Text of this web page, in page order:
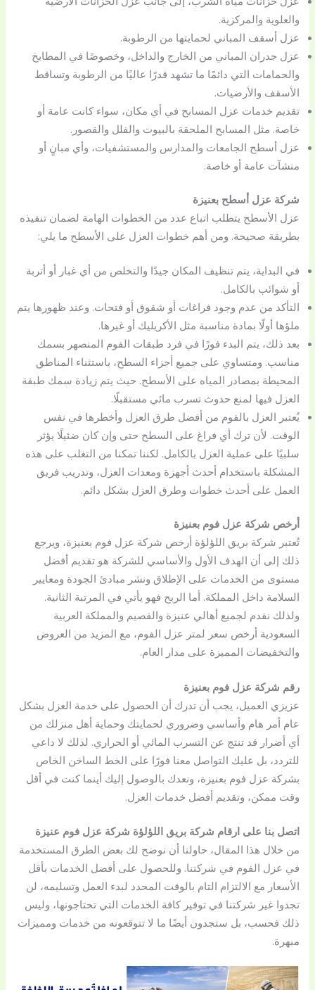
والعلوية والمركزية.
عزل أسقف المباني لحمايتها من الرطوبة.
عزل جدران المباني من الخارج والداخل، وخصوصًا في المطابخ
والحمامات التي دائمًا ما تشهد قدرًا عاليًا من الرطوبة وتساقط
الأسقف والأرضيات.
تقديم خدمات عزل المسابح في أي مكان، سواء كانت عامة أو
خاصة. مثل المسابح الملحقة بالبيوت والفلل والقصور.
عزل أسطح الجامعات والمدارس والمستشفيات، وأي مبانٍ أو
منشآت عامة أو خاصة.
شركة عزل أسطح بعنيزة
عزل الأسطح يتطلب اتباع عدد من الخطوات الهامة لضمان تنفيذه
بطريقة صحيحة. ومن أهم خطوات العزل على الأسطح ما يلي:
في البداية، يتم تنظيف المكان جيدًا والتخلص من أي غبار أو أتربة
أو شوائب بالكامل.
التأكد من عدم وجود فراغات أو شقوق أو فتحات. وعند ظهورها يتم
ملؤها أولًا بمادة مناسبة مثل الأكريليك أو غيرها.
بعد ذلك، يتم البدء فورًا في فرد طبقات الفوم المنصهر بسمك
مناسب. ومتساوي على جميع أجزاء السطح، باستثناء المناطق
المحيطة بمصادر المياه على الأسطح. حيث يتم زيادة سمك طبقة
العزل فيها لمنع حدوث تسرب مائي مستقبلًا.
يُعتبر العزل بالفوم من أفضل طرق العزل وأخطرها في نفس
الوقت. لأن ترك أي فراغ على السطح حتى وإن كان ضئيلًا يؤثر
سلبيًا على عملية العزل بالكامل. لكننا تمكنا من التغلب على هذه
المشكلة باستخدام أحدث أجهزة ومعدات العزل، وتدريب فريق
العمل على أحدث خطوات وطرق العزل بشكل دائم.
أرخص شركة عزل فوم بعنيزة
تُعتبر شركة بريق اللؤلؤة أرخص شركة عزل فوم بعنيزة، ويرجع
ذلك إلى أن الهدف الأول والأساسي للشركة هو تقديم أفضل
مستوى من الخدمات على الإطلاق ونشر مبادئ الجودة ومعايير
السلامة داخل المملكة. أما الربح فهو يأتي في المرتبة الثانية.
ولذلك نقدم لجميع أهالي عنيزة والقصيم والمملكة العربية
السعودية أرخص سعر لمتر عزل الفوم، مع المزيد من العروض
والتخفيضات المميزة على مدار العام.
رقم شركة عزل فوم بعنيزة
عزيزي العميل، يجب أن تدرك أن الحصول على خدمة العزل بشكل
عام أمر هام وأساسي وضروري لحمايتك وحماية أهل منزلك من
أي أضرار قد تنتج عن التسرب المائي أو الحراري. لذلك لا داعي
للتردد، بل عليك التواصل معنا فورًا على الخط الساخن الخاص
بشركة عزل فوم بعنيزة، ونعدك بالوصول إليك أينما كنت في أقل
وقت ممكن، وتقديم أفضل خدمات العزل.
اتصل بنا على ارقام شركة بريق اللؤلؤة شركة عزل فوم عنيزة
من خلال هذا المقال، حاولنا أن نوضح لك بعض الطرق المستخدمة
في عزل الفوم في شركتنا. وللحصول على أفضل الخدمات بأقل
الأسعار مع الالتزام التام بالوقت المحدد لبدء العمل وتسليمه، لن
تجدوا غير شركتنا في توفير كافة الخدمات التي تحتاجونها، وليس
ذلك فحسب، بل ستجدون أيضًا ما لا تتوقعونه من خدمات ومميزات
مبهرة.